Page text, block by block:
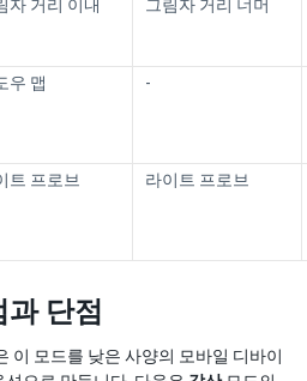
자 거리 이내 그림자 거리 너머
우 맵 -
트 프로브 라이트 프로브
단점
이 모드를 낮은 사양의 모바일 디바이